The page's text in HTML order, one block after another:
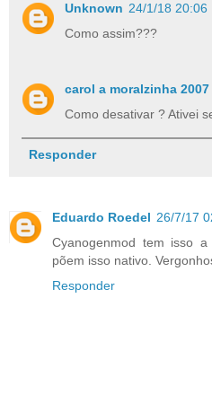
Unknown 24/1/18 20:06
Como assim???
carol a moralzinha 2007
Como desativar ? Ativei
Responder
Eduardo Roedel 26/7/17
Cyanogenmod tem isso
põem isso nativo.
Responder